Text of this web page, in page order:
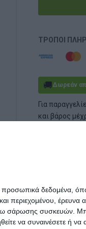
δεδομένα,
περιεχομένου, έρευνα
σάρωσης συσκευών.
να συναινέσετε ή
ΤΡΌΠΟΙ
🚚Δωρεάν
Για
και βάρος